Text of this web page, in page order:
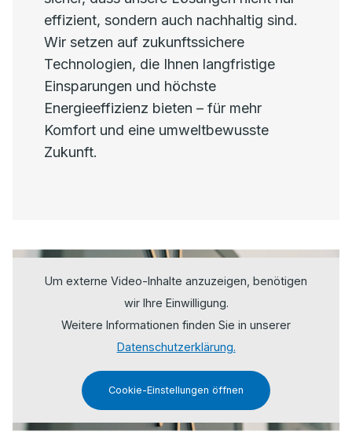
effizient, sondern auch nachhaltig sind.
Wir setzen auf zukunftssichere
Technologien, die Ihnen langfristige
Einsparungen und höchste
Energieeffizienz bieten – für mehr
Komfort und eine umweltbewusste
Zukunft.
Um externe Video-Inhalte anzuzeigen, benötigen
wir Ihre Einwilligung.
Weitere Informationen finden Sie in unserer
Datenschutzerklärung.
Cookie-Einstellungen öffnen